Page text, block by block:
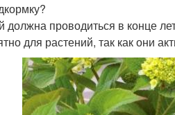
должна проводиться в конце
для растений, так как они